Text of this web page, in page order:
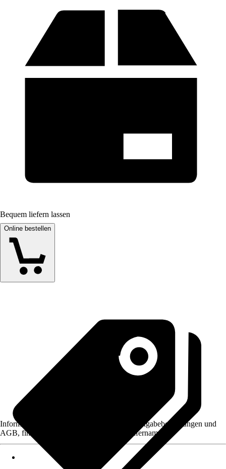
Bequem liefern lassen
Online bestellen
Informationen des Verkäufers, wie z. B. Rückgabebedingungen und
AGB, finden Sie bei Klick auf den Verkäufernamen.